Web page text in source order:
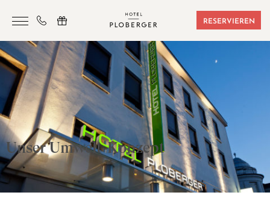
RESERVIEREN
HOTEL
ZIMMER & BUCHUNGEN
SAUNA & SPORT
SEMINARE
ANGEBOTE
LAGE & FREIZEIT
Unser Umwelt-Konzept